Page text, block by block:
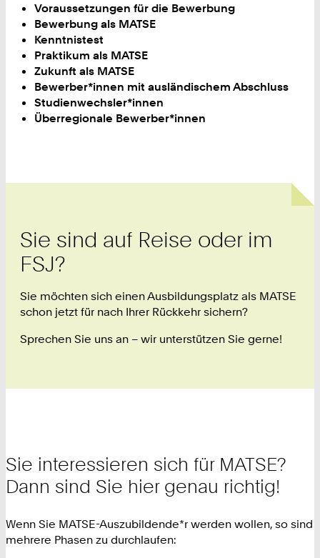
Voraussetzungen für die Bewerbung
Bewerbung als MATSE
Kenntnistest
Praktikum als MATSE
Zukunft als MATSE
Bewerber*innen mit ausländischem Abschluss
Studienwechsler*innen
Überregionale Bewerber*innen
Sie sind auf Reise oder im
FSJ?
Sie möchten sich einen Ausbildungsplatz als MATSE
schon jetzt für nach Ihrer Rückkehr sichern?
Sprechen Sie uns an – wir unterstützen Sie gerne!
Sie interessieren sich für MATSE?
Dann sind Sie hier genau richtig!
Wenn Sie MATSE-Auszubildende*r werden wollen, so sind
mehrere Phasen zu durchlaufen: